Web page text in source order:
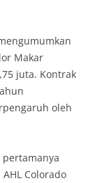
Makar
juta. Kontrak
oleh
Colorado